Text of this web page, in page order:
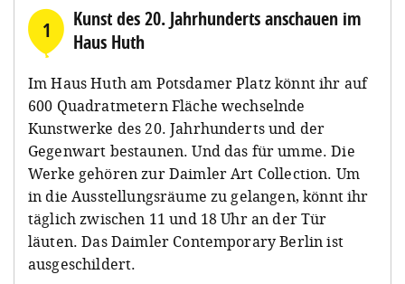
1
Kunst des 20. Jahrhunderts anschauen im
Haus Huth
Im Haus Huth am Potsdamer Platz könnt ihr auf
600 Quadratmetern Fläche wechselnde
Kunstwerke des 20. Jahrhunderts und der
Gegenwart bestaunen. Und das für umme. Die
Werke gehören zur Daimler Art Collection. Um
in die Ausstellungsräume zu gelangen, könnt ihr
täglich zwischen 11 und 18 Uhr an der Tür
läuten. Das Daimler Contemporary Berlin ist
ausgeschildert.